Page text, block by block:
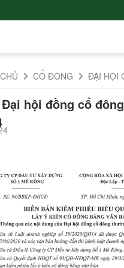
CỔ ĐÔNG ĐẠI HỘI
hội đồng cổ